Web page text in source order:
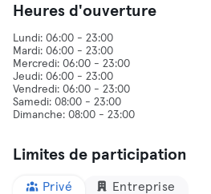
Heures d'ouverture
Lundi: 06:00 - 23:00
Mardi: 06:00 - 23:00
Mercredi: 06:00 - 23:00
Jeudi: 06:00 - 23:00
Vendredi: 06:00 - 23:00
Samedi: 08:00 - 23:00
Limites de participation
Privé Entreprise